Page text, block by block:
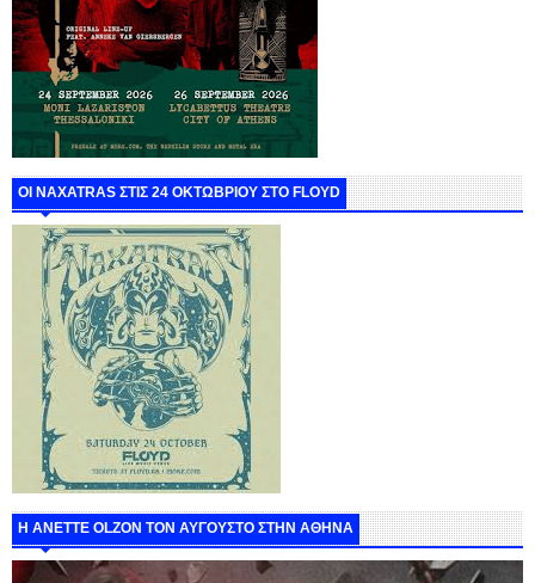
ΟΙ NAXATRAS ΣΤΙΣ 24 ΟΚΤΩΒΡΙΟΥ ΣΤΟ FLOYD
Η ANETTE OLZON ΤΟΝ ΑΥΓΟΥΣΤΟ ΣΤΗΝ ΑΘΗΝΑ